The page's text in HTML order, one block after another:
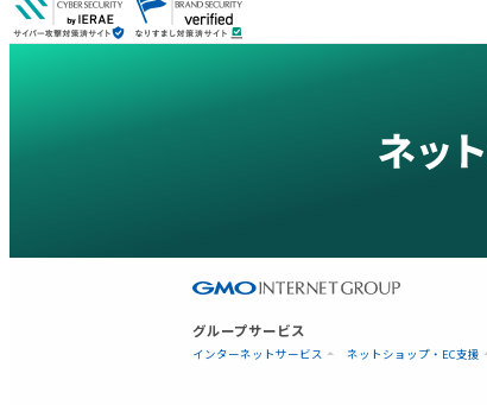
グループサービス
インターネットサービス ネットショップ・EC支援